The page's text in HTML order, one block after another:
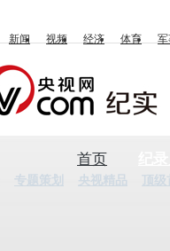
新闻 视频 经济 体育
首页
专题策划 央视精品 顶